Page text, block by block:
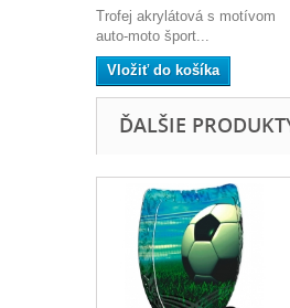
Trofej akrylátová s motívom
auto-moto šport...
Vložiť do košíka
ĎALŠIE